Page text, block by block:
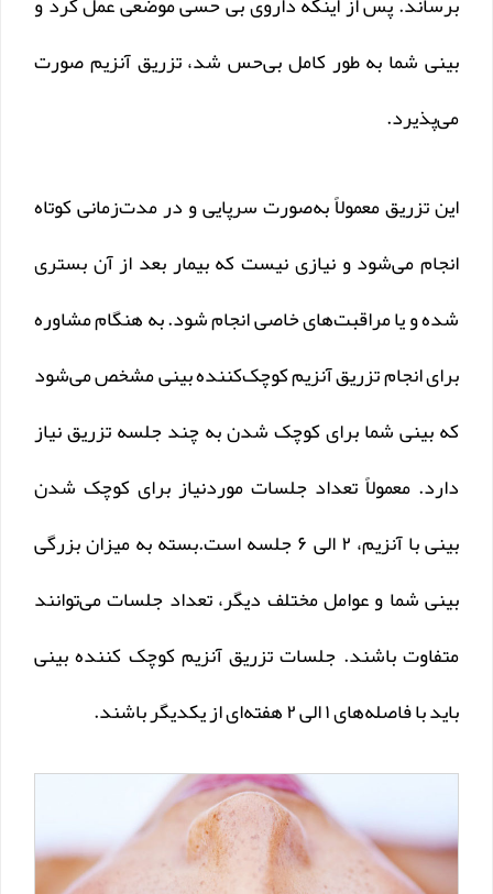
بینی شما به طور کامل بی‌حس شد، تزریق آنزیم صورت
می‌پذیرد.
این تزریق معمولاً به‌صورت سرپایی و در مدت‌زمانی کوتاه
انجام می‌شود و نیازی نیست که بیمار بعد از آن بستری
شده و یا مراقبت‌های خاصی انجام شود. به هنگام مشاوره
برای انجام تزریق آنزیم کوچک‌کننده بینی مشخص می‌شود
که بینی شما برای کوچک شدن به چند جلسه تزریق نیاز
دارد. معمولاً تعداد جلسات موردنیاز برای کوچک شدن
بینی با آنزیم، ۲ الی ۶ جلسه است.بسته به میزان بزرگی
بینی شما و عوامل مختلف دیگر، تعداد جلسات می‌توانند
متفاوت باشند. جلسات تزریق آنزیم کوچک کننده بینی
باید با فاصله‌های ۱ الی ۲ هفته‌ای از یکدیگر باشند.